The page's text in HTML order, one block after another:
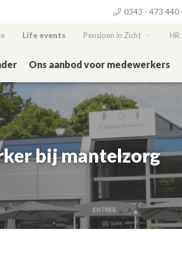
0343 - 473 440
Life events Pensioen in Zicht HR
Ons aanbod voor medewerkers
bij mantelzorg